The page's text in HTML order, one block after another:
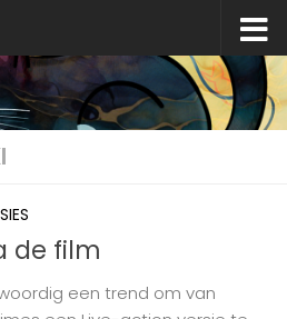
de film
een trend om van